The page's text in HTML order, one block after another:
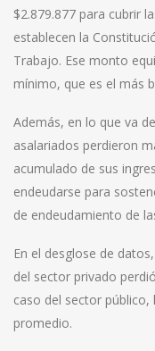
$2.879.877 para cubrir
establecen la
Trabajo. Ese monto
mínimo, que es el más
Además, en lo que va
asalariados perdieron
acumulado de sus
endeudarse para
de endeudamiento de
En el desglose de
del sector privado
caso del sector público,
promedio.